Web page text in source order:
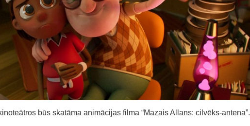
būs skatāma animācijas filma “Mazais Allans: cilvēks-antena”.